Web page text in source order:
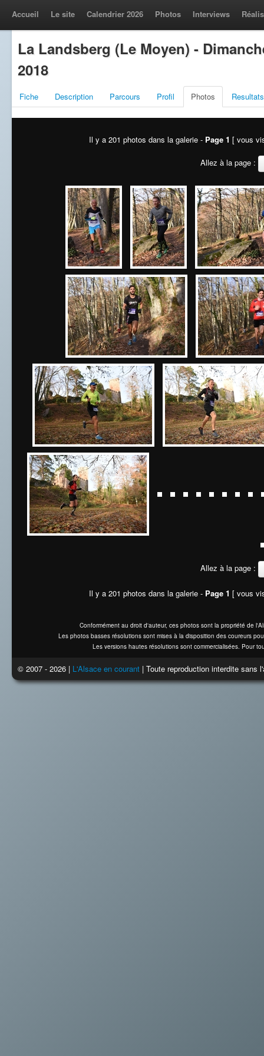
Accueil Le site Calendrier 2026 Photos Interviews
La Landsberg (Le Moyen) -
2018
Fiche Description Parcours Profil Photos Resultats
Il y a 201 photos dans la galerie - Page 1 [ vous
Allez à la page :
Allez à la page :
Il y a 201 photos dans la galerie - Page 1 [ vous
Conformément au droit d'auteur, ces photos sont la propriété de
Les photos basses résolutions sont mises à la disposition des coureurs
Les versions hautes résolutions sont commercialisées. Pour
© 2007 - 2026 | L'Alsace en courant | Toute reproduction interdite sans